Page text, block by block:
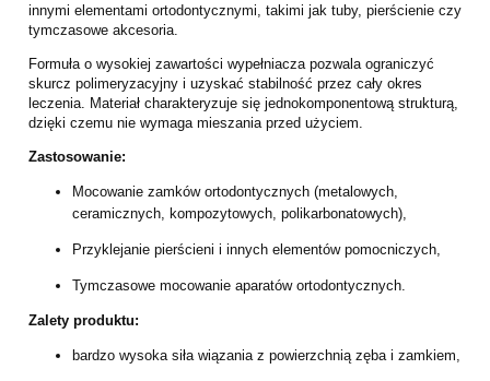
innymi elementami ortodontycznymi, takimi jak tuby, pierścienie czy
tymczasowe akcesoria.
Formuła o wysokiej zawartości wypełniacza pozwala ograniczyć
skurcz polimeryzacyjny i uzyskać stabilność przez cały okres
leczenia. Materiał charakteryzuje się jednokomponentową strukturą,
dzięki czemu nie wymaga mieszania przed użyciem.
Zastosowanie:
Mocowanie zamków ortodontycznych (metalowych,
ceramicznych, kompozytowych, polikarbonatowych),
Przyklejanie pierścieni i innych elementów pomocniczych,
Tymczasowe mocowanie aparatów ortodontycznych.
Zalety produktu:
bardzo wysoka siła wiązania z powierzchnią zęba i zamkiem,